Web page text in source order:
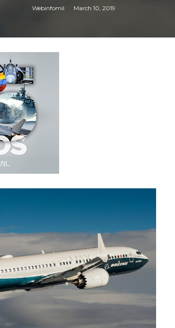
Webinfomil March 10, 2019